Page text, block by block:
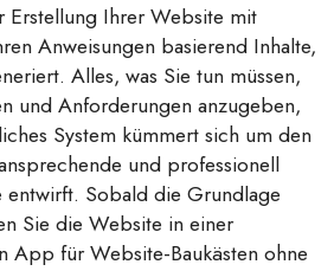
Erstellung Ihrer Website mit
Anweisungen basierend Inhalte,
Alles, was Sie tun müssen,
und Anforderungen anzugeben,
System kümmert sich um den
und professionell
entwirft. Sobald die Grundlage
Sie die Website in einer
App für Website-Baukästen ohne